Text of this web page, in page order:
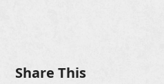
Share This